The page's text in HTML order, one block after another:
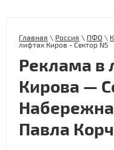
Главная \ Россия \ ПФО \
лифтах Киров - Сектор N5
Реклама в
Кирова —
Павла